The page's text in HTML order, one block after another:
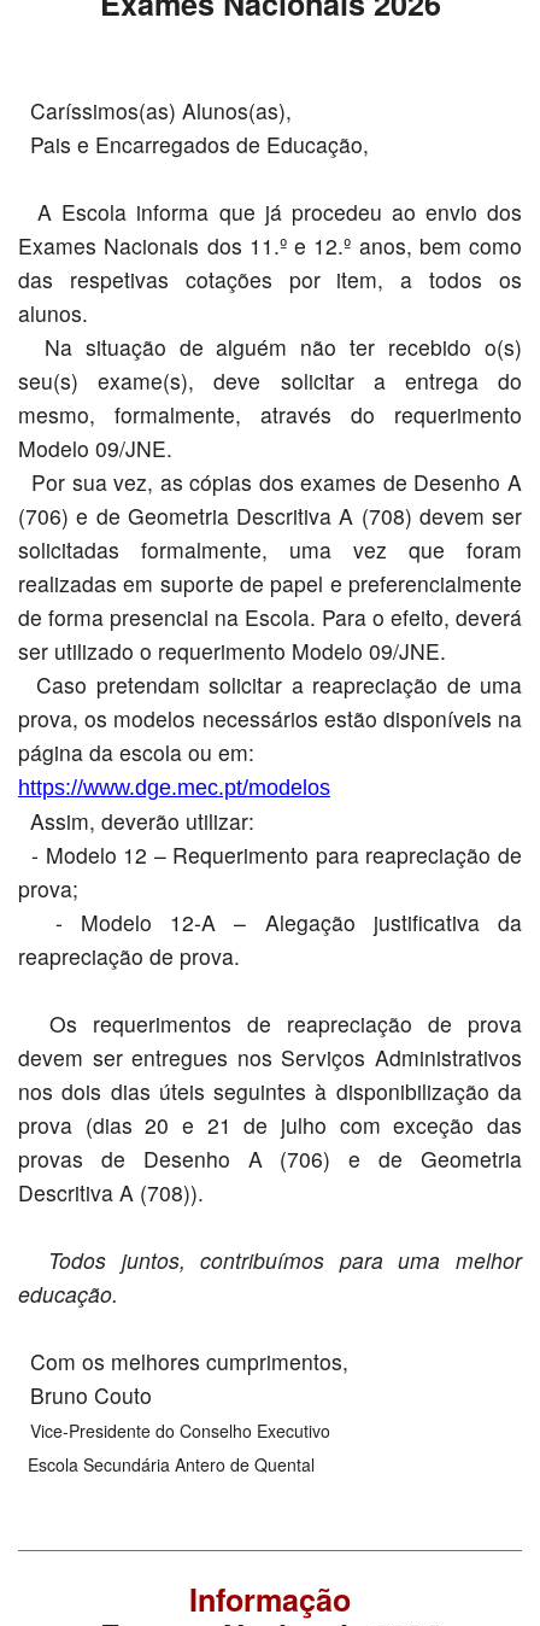
Caríssimos(as) Alunos(as),
Pais e Encarregados de Educação,
A Escola informa que já procedeu ao envio dos
Exames Nacionais dos 11.º e 12.º anos, bem como
das respetivas cotações por item, a todos os
alunos.
Na situação de alguém não ter recebido o(s)
seu(s) exame(s), deve solicitar a entrega do
mesmo, formalmente, através do requerimento
Modelo 09/JNE.
Por sua vez, as cópias dos exames de Desenho A
(706) e de Geometria Descritiva A (708) devem ser
solicitadas formalmente, uma vez que foram
realizadas em suporte de papel e preferencialmente
de forma presencial na Escola. Para o efeito, deverá
ser utilizado o requerimento Modelo 09/JNE.
Caso pretendam solicitar a reapreciação de uma
prova, os modelos necessários estão disponíveis na
página da escola ou em:
https://www.dge.mec.pt/modelos
Assim, deverão utilizar:
- Modelo 12 – Requerimento para reapreciação de
prova;
- Modelo 12-A – Alegação justificativa da
reapreciação de prova.
Os requerimentos de reapreciação de prova
devem ser entregues nos Serviços Administrativos
nos dois dias úteis seguintes à disponibilização da
prova (dias 20 e 21 de julho com exceção das
provas de Desenho A (706) e de Geometria
Descritiva A (708)).
Todos juntos, contribuímos para uma melhor
educação.
Com os melhores cumprimentos,
Bruno Couto
Vice-Presidente do Conselho Executivo
Escola Secundária Antero de Quental
Informação